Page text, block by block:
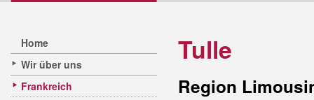
Home
Wir über uns
Frankreich
Tulle
Region